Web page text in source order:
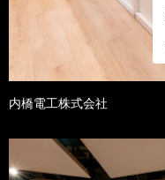
内橋電工株式会社